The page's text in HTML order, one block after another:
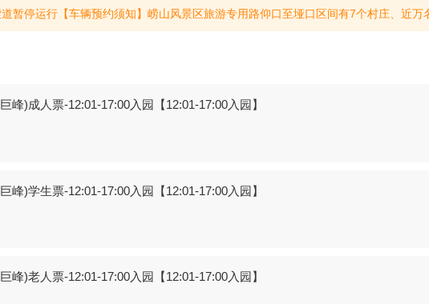
青岛市崂山风景区条例》《崂山风景区旅游专用路车辆通行管理规定（试行）》等法律法规及规定，青岛市崂山风景名胜区管理局将在仰口至垭口区间实行车辆预约通行管理，现通告如下：1. 崂山风景区车辆预约通行路段为旅游专用路（Z004）仰口至垭口区间，实行免费预约。请游客提前通过“崂山风景区”微信公众号点击“车辆预约”免费预约办理。景区官方微信公众号为预约渠道，景区未授权任何机构或个人代理车辆预约通行业务，请注意识别和防范违规收费预约行为，谨防上当受骗。2. 预约车辆限7座及以下小型客车。超过7座的预约车辆在景区查验口将限制通行。3. 景区车辆通行实行总量控制、限量预约，根据道路交通情况动态调整，可预约当前开放可选的日期。每日8:00开始预约，约满即止。4.已预约车辆，须按照预约时间从仰口查验口驶入，从仰口查验口驶出；未预约车辆，可停放仰口周边停车场，换乘景区观光车或乘坐公共交通进入。5. 请关注崂山风景区微博、微信公众号，了解实时信息，或致电景区热线0532-
峰)成人票-12:01-17:00入园【12:01-17:00入园】
峰)学生票-12:01-17:00入园【12:01-17:00入园】
峰)老人票-12:01-17:00入园【12:01-17:00入园】